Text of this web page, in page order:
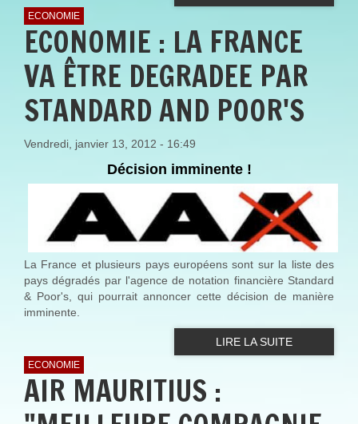
ECONOMIE
ECONOMIE : LA FRANCE
VA ÊTRE DEGRADEE PAR
STANDARD AND POOR'S
Vendredi, janvier 13, 2012 - 16:49
Décision imminente !
La France et plusieurs pays européens sont sur la liste des
pays dégradés par l'agence de notation financière Standard
& Poor's, qui pourrait annoncer cette décision de manière
imminente.
LIRE LA SUITE
ECONOMIE
AIR MAURITIUS :